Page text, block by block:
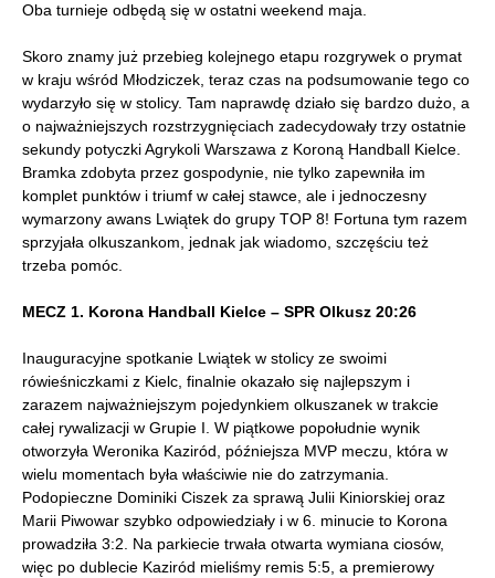
Oba turnieje odbędą się w ostatni weekend maja.
Skoro znamy już przebieg kolejnego etapu rozgrywek o prymat
w kraju wśród Młodziczek, teraz czas na podsumowanie tego co
wydarzyło się w stolicy. Tam naprawdę działo się bardzo dużo, a
o najważniejszych rozstrzygnięciach zadecydowały trzy ostatnie
sekundy potyczki Agrykoli Warszawa z Koroną Handball Kielce.
Bramka zdobyta przez gospodynie, nie tylko zapewniła im
komplet punktów i triumf w całej stawce, ale i jednoczesny
wymarzony awans Lwiątek do grupy TOP 8! Fortuna tym razem
sprzyjała olkuszankom, jednak jak wiadomo, szczęściu też
trzeba pomóc.
MECZ 1. Korona Handball Kielce – SPR Olkusz 20:26
Inauguracyjne spotkanie Lwiątek w stolicy ze swoimi
rówieśniczkami z Kielc, finalnie okazało się najlepszym i
zarazem najważniejszym pojedynkiem olkuszanek w trakcie
całej rywalizacji w Grupie I. W piątkowe popołudnie wynik
otworzyła Weronika Kaziród, późniejsza MVP meczu, która w
wielu momentach była właściwie nie do zatrzymania.
Podopieczne Dominiki Ciszek za sprawą Julii Kiniorskiej oraz
Marii Piwowar szybko odpowiedziały i w 6. minucie to Korona
prowadziła 3:2. Na parkiecie trwała otwarta wymiana ciosów,
więc po dublecie Kaziród mieliśmy remis 5:5, a premierowy